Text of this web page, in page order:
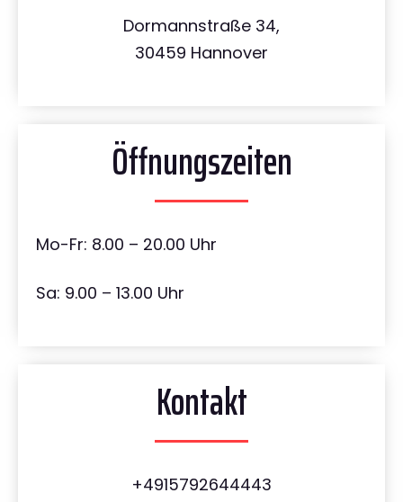
Dormannstraße 34,
30459 Hannover
Öffnungszeiten
Mo-Fr: 8.00 – 20.00 Uhr
Sa: 9.00 – 13.00 Uhr
Kontakt
+4915792644443